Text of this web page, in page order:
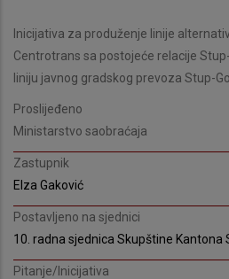
Inicijativa za produženje linije
Centrotrans sa postojeće relacije
liniju javnog gradskog prevoza Stup-
Proslijeđeno
Ministarstvo saobraćaja
Zastupnik
Elza Gaković
Postavljeno na sjednici
10. radna sjednica Skupštine Kantona
Pitanje/Inicijativa